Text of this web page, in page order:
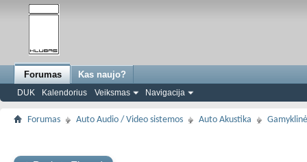
Forumas
DUK Kalendorius Veiksmas Navigacija
Kas naujo?
Forumas Auto Audio / Video sistemos Auto Akustika